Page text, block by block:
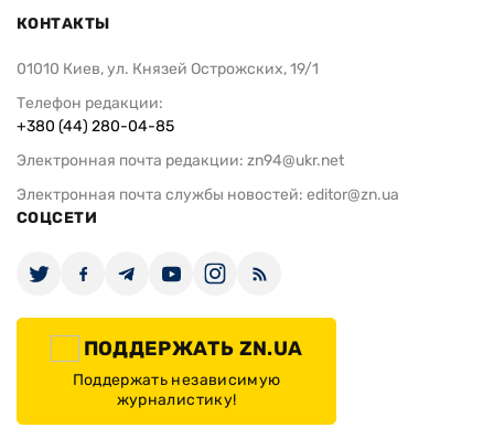
КОНТАКТЫ
01010 Киев, ул. Князей Острожских, 19/1
Телефон редакции:
+380 (44) 280-04-85
Электронная почта редакции: zn94@ukr.net
Электронная почта службы новостей: editor@zn.ua
СОЦСЕТИ
ПОДДЕРЖАТЬ ZN.UA
Поддержать независимую
журналистику!